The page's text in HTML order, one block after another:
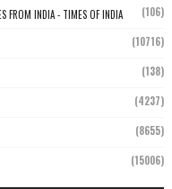
FROM INDIA - TIMES OF INDIA (106)
(10716)
(138)
(4237)
(8655)
(15006)